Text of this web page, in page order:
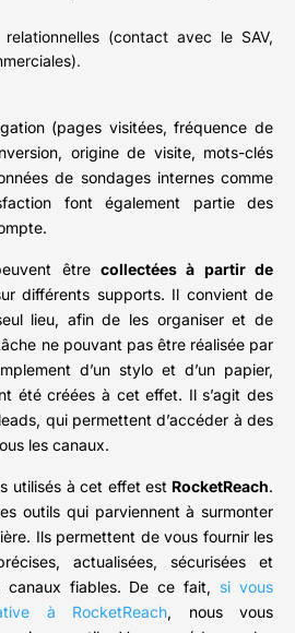
relationnelles (contact avec le SAV,
(pages visitées, fréquence de
origine de visite, mots-clés
de sondages internes comme
font également partie des
être collectées à partir de
différents supports. Il convient de
lieu, afin de les organiser et de
ne pouvant pas être réalisée par
d’un stylo et d’un papier,
été créées à cet effet. Il s’agit des
qui permettent d’accéder à des
les canaux.
utilisés à cet effet est RocketReach.
outils qui parviennent à surmonter
Ils permettent de vous fournir les
actualisées, sécurisées et
canaux fiables. De ce fait, si vous
à RocketReach, nous vous